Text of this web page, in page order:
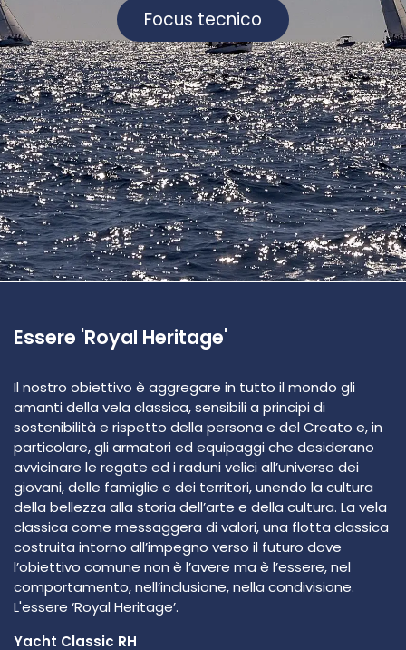
Focus tecnico
Essere 'Royal Heritage'
Il nostro obiettivo è aggregare in tutto il mondo gli
amanti della vela classica, sensibili a principi di
sostenibilità e rispetto della persona e del Creato e, in
particolare, gli armatori ed equipaggi che desiderano
avvicinare le regate ed i raduni velici all’universo dei
giovani, delle famiglie e dei territori, unendo la cultura
della bellezza alla storia dell’arte e della cultura. La vela
classica come messaggera di valori, una flotta classica
costruita intorno all’impegno verso il futuro dove
l’obiettivo comune non è l’avere ma è l’essere, nel
comportamento, nell’inclusione, nella condivisione.
L'essere ‘Royal Heritage’.
Yacht Classic RH